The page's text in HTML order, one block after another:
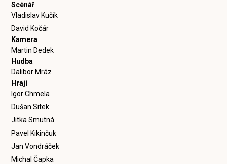
Scénář
Vladislav Kučík
David Kočár
Kamera
Martin Dedek
Hudba
Dalibor Mráz
Hrají
Igor Chmela
Dušan Sitek
Jitka Smutná
Pavel Kikinčuk
Jan Vondráček
Michal Čapka